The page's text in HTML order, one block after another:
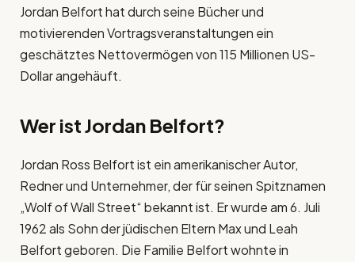
Jordan Belfort hat durch seine Bücher und
motivierenden Vortragsveranstaltungen ein
geschätztes Nettovermögen von 115 Millionen US-
Dollar angehäuft.
Wer ist Jordan Belfort?
Jordan Ross Belfort ist ein amerikanischer Autor,
Redner und Unternehmer, der für seinen Spitznamen
„Wolf of Wall Street“ bekannt ist. Er wurde am 6. Juli
1962 als Sohn der jüdischen Eltern Max und Leah
Belfort geboren. Die Familie Belfort wohnte in